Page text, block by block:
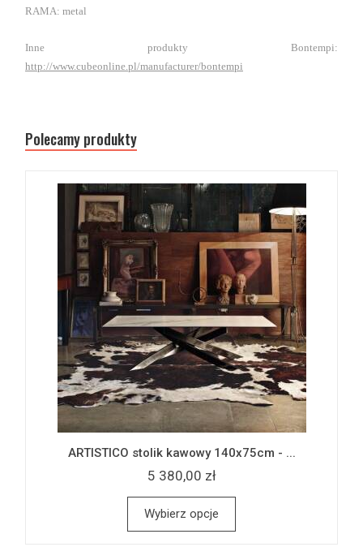
RAMA: metal
Inne produkty Bontempi:
http://www.cubeonline.pl/manufacturer/bontempi
Polecamy produkty
ARTISTICO stolik kawowy 140x75cm - ...
5 380,00 zł
Wybierz opcje